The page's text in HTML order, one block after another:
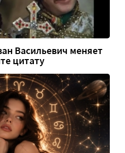
Васильевич меняет
цитату